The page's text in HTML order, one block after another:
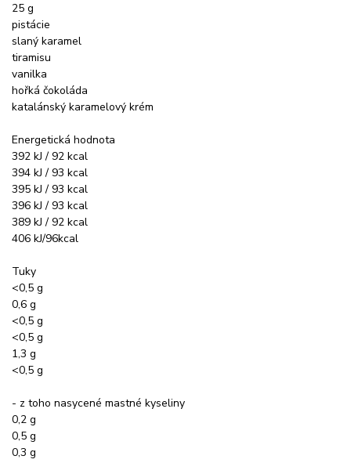
25 g
pistácie
slaný karamel
tiramisu
vanilka
hořká čokoláda
katalánský karamelový krém
Energetická hodnota
392 kJ / 92 kcal
394 kJ / 93 kcal
395 kJ / 93 kcal
396 kJ / 93 kcal
389 kJ / 92 kcal
406 kJ/96kcal
Tuky
<0,5 g
0,6 g
<0,5 g
<0,5 g
1,3 g
<0,5 g
- z toho nasycené mastné kyseliny
0,2 g
0,5 g
0,3 g